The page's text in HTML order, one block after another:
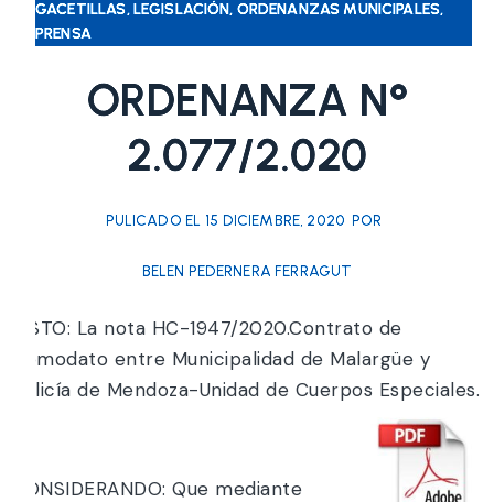
GACETILLAS, LEGISLACIÓN, ORDENANZAS MUNICIPALES,
PRENSA
ORDENANZA N°
2.077/2.020
PULICADO EL 15 DICIEMBRE, 2020 POR
BELEN PEDERNERA FERRAGUT
VISTO: La nota HC-1947/2020.Contrato de
Comodato entre Municipalidad de Malargüe y
Policía de Mendoza-Unidad de Cuerpos Especiales.
CONSIDERANDO: Que mediante